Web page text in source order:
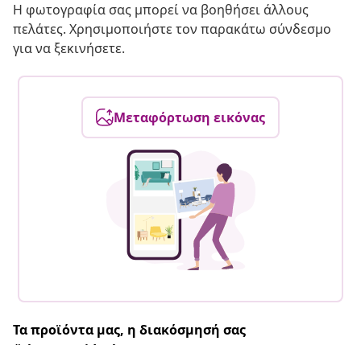
Η φωτογραφία σας μπορεί να βοηθήσει άλλους
πελάτες. Χρησιμοποιήστε τον παρακάτω σύνδεσμο
για να ξεκινήσετε.
Μεταφόρτωση εικόνας
Τα προϊόντα μας, η διακόσμησή σας